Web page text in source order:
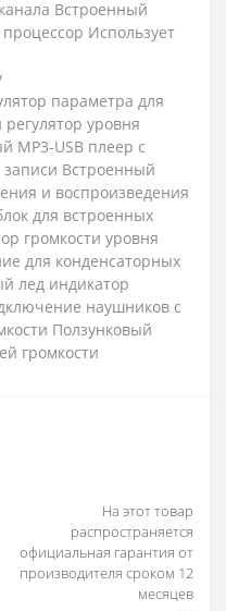
Встроенный
Использует
параметра для
уровня
MP3-USB плеер с
Встроенный
и воспроизведения
для встроенных
громкости уровня
для конденсаторных
лед индикатор
наушников с
Ползунковый
громкости
На этот товар
распространяется
официальная гарантия от
производителя сроком 12
месяцев